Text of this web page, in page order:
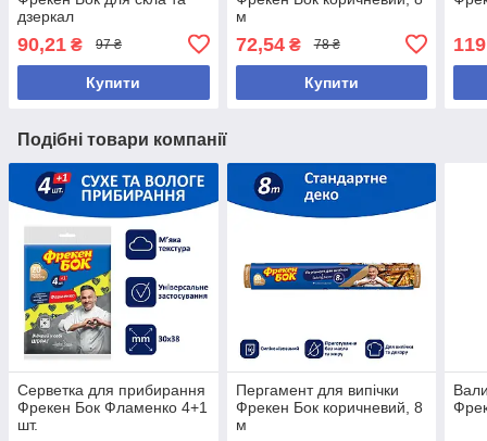
дзеркал
90,21 ₴ 97 ₴
Купити
м
72,54₴ 78 ₴
Купити
Подібні товари компанії
Серветка для прибирання
Фрекен Бок Фламенко 4+1
шт.
Пергамент для випічки
Фрекен Бок коричневий, 8
м